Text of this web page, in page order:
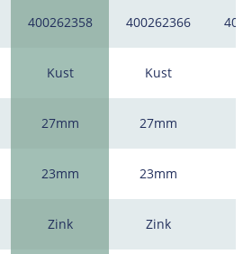
400262358
Kust
27mm
23mm
Zink
400262366
Kust
27mm
23mm
Zink